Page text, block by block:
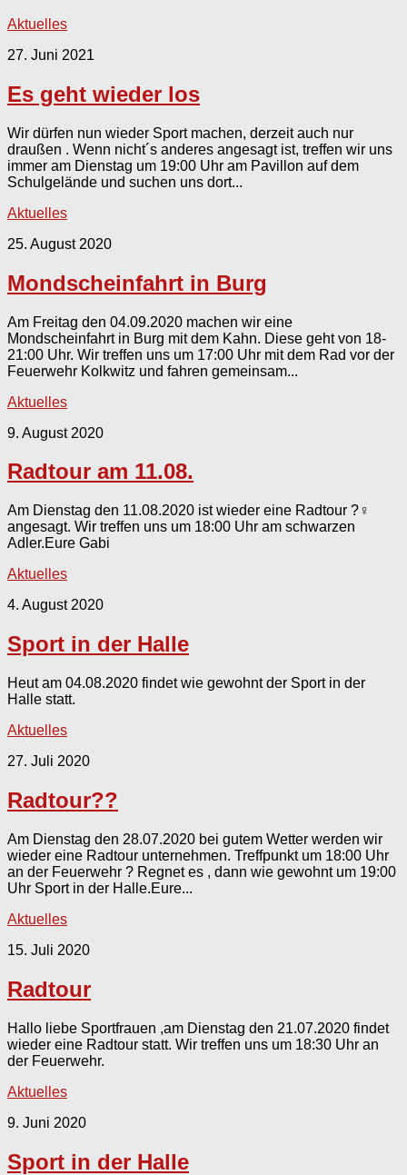
Aktuelles
27. Juni 2021
Es geht wieder los
Wir dürfen nun wieder Sport machen, derzeit auch nur
draußen . Wenn nicht´s anderes angesagt ist, treffen wir uns
immer am Dienstag um 19:00 Uhr am Pavillon auf dem
Schulgelände und suchen uns dort...
Aktuelles
25. August 2020
Mondscheinfahrt in Burg
Am Freitag den 04.09.2020 machen wir eine
Mondscheinfahrt in Burg mit dem Kahn. Diese geht von 18-
21:00 Uhr. Wir treffen uns um 17:00 Uhr mit dem Rad vor der
Feuerwehr Kolkwitz und fahren gemeinsam...
Aktuelles
9. August 2020
Radtour am 11.08.
Am Dienstag den 11.08.2020 ist wieder eine Radtour ?‍♀️
angesagt. Wir treffen uns um 18:00 Uhr am schwarzen
Adler.Eure Gabi
Aktuelles
4. August 2020
Sport in der Halle
Heut am 04.08.2020 findet wie gewohnt der Sport in der
Halle statt.
Aktuelles
27. Juli 2020
Radtour??
Am Dienstag den 28.07.2020 bei gutem Wetter werden wir
wieder eine Radtour unternehmen. Treffpunkt um 18:00 Uhr
an der Feuerwehr ? Regnet es , dann wie gewohnt um 19:00
Uhr Sport in der Halle.Eure...
Aktuelles
15. Juli 2020
Radtour
Hallo liebe Sportfrauen ,am Dienstag den 21.07.2020 findet
wieder eine Radtour statt. Wir treffen uns um 18:30 Uhr an
der Feuerwehr.
Aktuelles
9. Juni 2020
Sport in der Halle